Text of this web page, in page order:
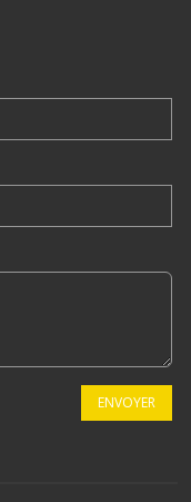
ENVOYER